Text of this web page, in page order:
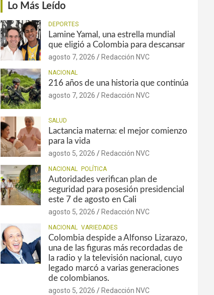
Lo Más Leído
DEPORTES
Lamine Yamal, una estrella mundial
que eligió a Colombia para descansar
agosto 7, 2026 Redacción NVC
NACIONAL
216 años de una historia que continúa
agosto 7, 2026 Redacción NVC
SALUD
Lactancia materna: el mejor comienzo
para la vida
agosto 5, 2026 Redacción NVC
NACIONAL POLÍTICA
Autoridades verifican plan de
seguridad para posesión presidencial
este 7 de agosto en Cali
agosto 5, 2026 Redacción NVC
NACIONAL VARIEDADES
Colombia despide a Alfonso Lizarazo,
una de las figuras más recordadas de
la radio y la televisión nacional, cuyo
legado marcó a varias generaciones
de colombianos.
agosto 5, 2026 Redacción NVC